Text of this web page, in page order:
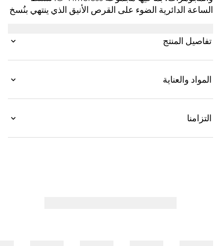
الساعة الدائرية الضوء على القرص الأنيق الذي ينتهي بنُسخ
المميّزة.
تفاصيل المنتج
المواد والعناية
التزامنا